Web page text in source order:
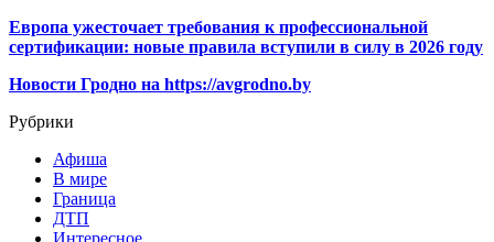
Европа ужесточает требования к профессиональной
сертификации: новые правила вступили в силу в 2026 году
Новости Гродно на https://avgrodno.by
Рубрики
Афиша
В мире
Граница
ДТП
Интересное